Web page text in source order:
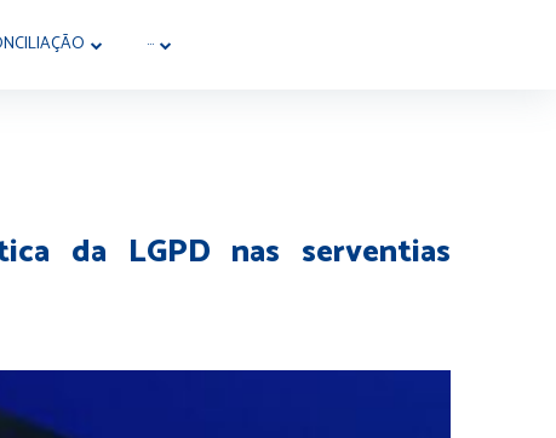
···
da LGPD nas serventias